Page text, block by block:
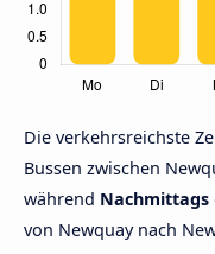
Die verkehrsreichste
Bussen zwischen
während Nachmittags
von Newquay nach